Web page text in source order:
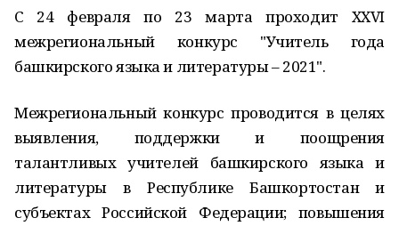
С 24 февраля по 23 марта проходит XXVI
межрегиональный конкурс "Учитель года
башкирского языка и литературы – 2021".
Межрегиональный конкурс проводится в целях
выявления, поддержки и поощрения
талантливых учителей башкирского языка и
литературы в Республике Башкортостан и
субъектах Российской Федерации; повышения